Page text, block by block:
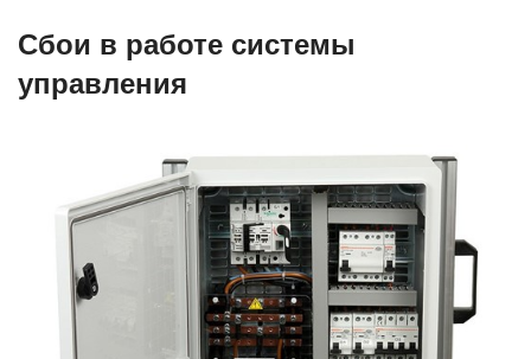
Сбои в работе системы
управления